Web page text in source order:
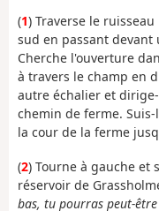
(1) Traverse le
sud en passant
Cherche l'ouverture
à travers le champ en
autre échalier et
chemin de ferme.
la cour de la ferme
(2) Tourne à gauche et
réservoir de
bas, tu pourras peut-